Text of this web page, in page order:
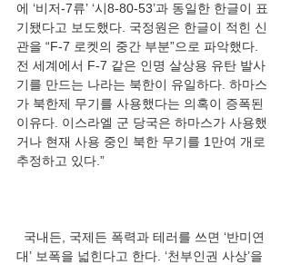
에 ‘비저-7류’ ‘시8-80-53’과 동일한 한글이 표
기됐다고 보도했다. 국정원은 한글이 적힌 신
관을 “F-7 로켓의 중간 부분”으로 파악했다.
전 세계에서 F-7 같은 인명 살상용 유탄 발사
기를 만드는 나라는 북한이 유일하다. 하마스
가 북한제 무기를 사용했다는 의혹이 증폭된
이유다. 이스라엘 군 당국은 하마스가 사용했
거나 현재 사용 중인 북한 무기를 1만여 개로
대’ 보폭을 넓힌다고 한다. ‘천부인권 사상’을